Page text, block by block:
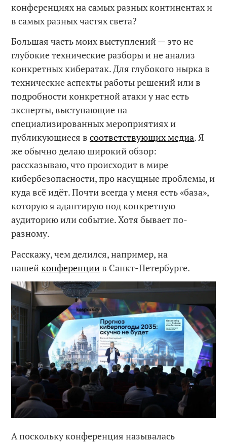
конференциях на самых разных континентах и
в самых разных частях света?
Большая часть моих выступлений — это не
глубокие технические разборы и не анализ
конкретных кибератак. Для глубокого нырка в
технические аспекты работы решений или в
подробности конкретной атаки у нас есть
эксперты, выступающие на
специализированных мероприятиях и
публикующиеся всоответствующих медиа. Я
же обычно делаю широкий обзор:
рассказываю, что происходит в мире
кибербезопасности, про насущные проблемы, и
куда всё идёт. Почти всегда у меня есть «база»,
которую я адаптирую под конкретную
аудиторию или событие. Хотя бывает по-
разному.
Расскажу, чем делился, например, на
нашейконференциив Санкт-Петербурге.
А поскольку конференция называлась